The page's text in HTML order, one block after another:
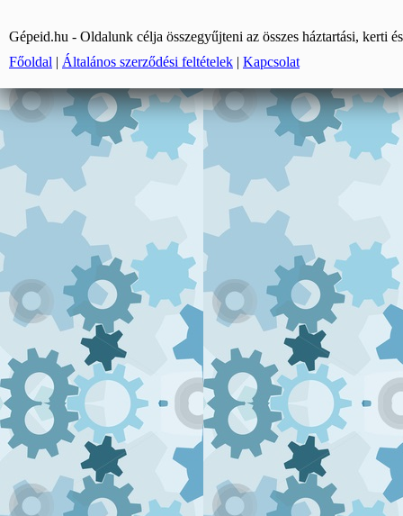
Gépeid.hu - Oldalunk célja összegyűjteni az összes háztartási, kerti
Főoldal | Általános szerződési feltételek | Kapcsolat